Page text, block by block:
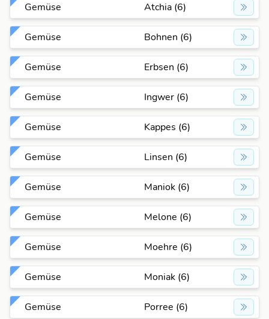
Gemüse Atchia (6)
Gemüse Bohnen (6)
Gemüse Erbsen (6)
Gemüse Ingwer (6)
Gemüse Kappes (6)
Gemüse Linsen (6)
Gemüse Maniok (6)
Gemüse Melone (6)
Gemüse Moehre (6)
Gemüse Moniak (6)
Gemüse Porree (6)